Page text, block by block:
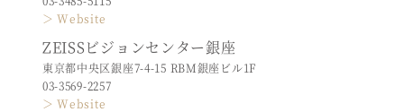
＞ Website
ZEISSビジョンセンター銀座
東京都中央区銀座7-4-15 RBM銀座ビル1F
03-3569-2257
＞ Website